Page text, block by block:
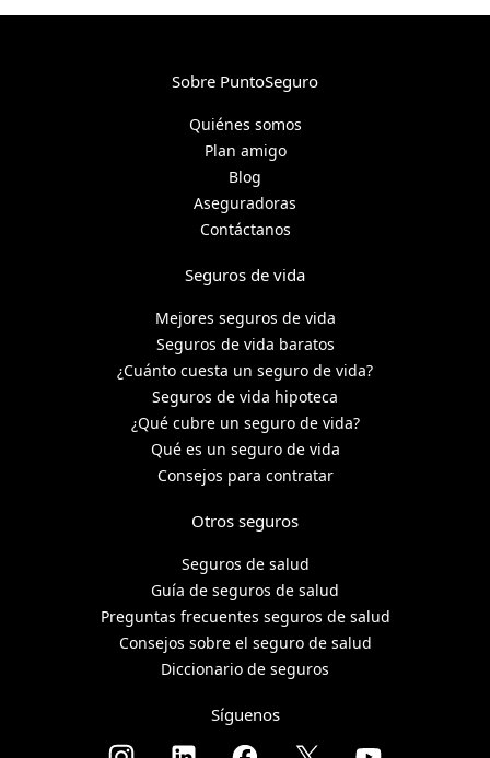
Sobre PuntoSeguro
Quiénes somos
Plan amigo
Blog
Aseguradoras
Contáctanos
Seguros de vida
Mejores seguros de vida
Seguros de vida baratos
¿Cuánto cuesta un seguro de vida?
Seguros de vida hipoteca
¿Qué cubre un seguro de vida?
Qué es un seguro de vida
Consejos para contratar
Otros seguros
Seguros de salud
Guía de seguros de salud
Preguntas frecuentes seguros de salud
Consejos sobre el seguro de salud
Diccionario de seguros
Síguenos